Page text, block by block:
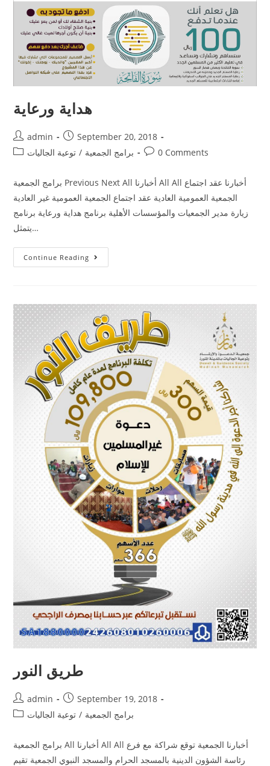
هداية ورعاية
admin
September 20, 2018
برامج الجمعية / توعية الجاليات 0 Comments
برامج الجمعية Previous Next All أخبارنا All All أخبارنا عقد اجتماع
الجمعية العمومية العادية عقد اجتماع الجمعية العمومية غير العادية
زيارة مدير الجمعيات والمؤسسات الأهلية برنامج هداية ورعاية برنامج
يتمثل…
Continue Reading
طريق النور
admin
September 19, 2018
برامج الجمعية / توعية الجاليات
برامج الجمعية All أخبارنا All All أخبارنا الجمعية توقع شراكة مع فرع
رئاسة الشؤون الدينية بالمسجد الحرام والمسجد النبوي الجمعية تقيم